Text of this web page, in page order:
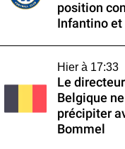
position
Infantino et
Hier à 17:33
Le
Belgique
précipiter
Bommel